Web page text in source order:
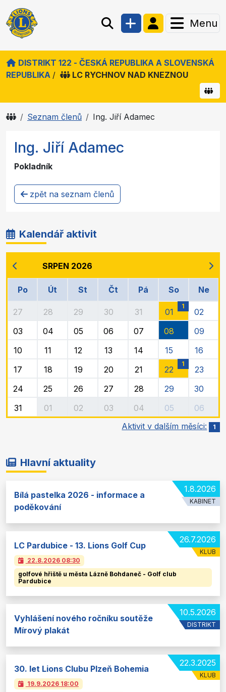
Menu
DISTRIKT 122 - ČESKÁ REPUBLIKA A SLOVENSKÁ
REPUBLIKA / LC RYCHNOV NAD KNEZNOU
Seznam členů Ing. Jiří Adamec
Ing. Jiří Adamec
Pokladník
zpět na seznam členů
Kalendář aktivit
SRPEN 2026
Po Út St Čt Pá So Ne
27 28 29 30 31 01
1
02
03
04 05 06 07 08
09
10
11 12 13 14 15
16
17
18 19 20 21 22
1
23
24
25 26 27 28 29
30
31
01 02 03 04 05
06
Aktivit v dalším měsíci:
1
Hlavní aktuality
1.8.2026
KABINET
Bílá pastelka 2026 - informace a
poděkování
26.7.2026
KLUB
LC Pardubice - 13. Lions Golf Cup
22.8.2026 08:30
golfové hřiště u města Lázně Bohdaneč - Golf club
Pardubice
10.5.2026
DISTRIKT
Vyhlášení nového ročníku soutěže
Mírový plakát
22.3.2025
KLUB
30. let Lions Clubu Plzeň Bohemia
19.9.2026 18:00